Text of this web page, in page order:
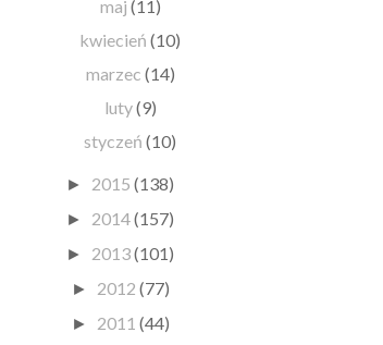
maj (11)
kwiecień(10)
marzec (14)
luty(9)
styczeń(10)
► 2015 (138)
► 2014(157)
► 2013(101)
► 2012 (77)
► 2011 (44)